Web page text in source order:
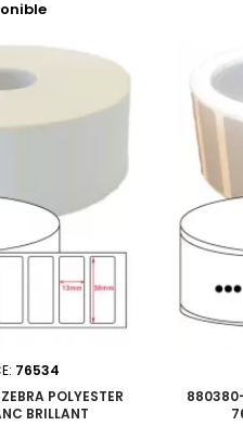
étiq/rouleau :
étiquettes :
: 76mmQuantité
non tenu en
pour un devis
par
76534
POLYESTER
BRILLANT
880380-